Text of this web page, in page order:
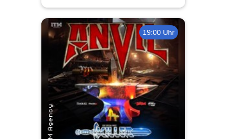
19:00 Uhr